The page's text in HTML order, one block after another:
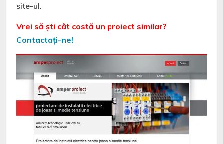
site-ul.
Vrei să ști cât costă un proiect similar?
Contactați-ne!